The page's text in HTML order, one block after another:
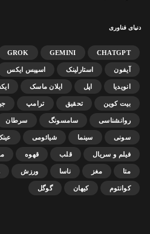
دنیای فناوری
CHATGPT
GEMINI
GROK
آیفون استارلینک اسپیس ایکس
انویدیا اپل ایلان ماسک
بیت کوین تحقیق ترامپ
روانشناسی سامسونگ سرطان
سونی سینما شیائومی
فیلم و سریال قلب قهوه
متا مغز ناسا ورزش
کوانتوم کیهان گوگل